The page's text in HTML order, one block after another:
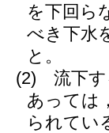
を下回ら
べき下水
と。
(2)
流下
あっては
られてい